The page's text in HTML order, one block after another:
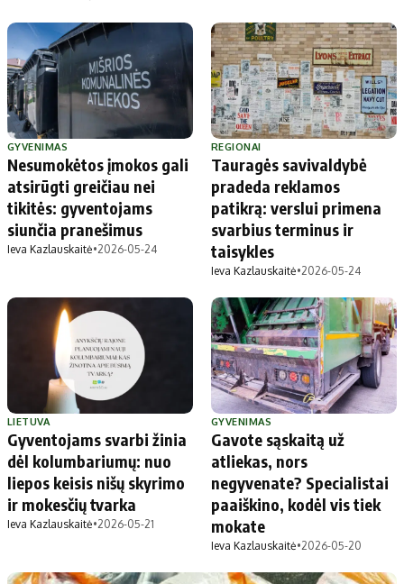
Didžiosios savivaldybės
Vilniaus miesto
Kauno miesto
Klaipėdos miesto
Panevėžio miesto
Šiaulių miesto
Alytaus miesto
Marijampolės
Kitos savivaldybės
Druskininkų
Utenos rajono
Jonavos rajono
Vilkaviškio rajono
Tauragės rajono
Palangos miesto
Prienų rajono
Apie mus
Autoriai
Kontaktai
Privatumo politika
Redakcijos politika
Receptai
GYVENIMAS
Nesumokėtos įmokos gali
atsirūgti greičiau nei
tikitės: gyventojams
siunčia pranešimus
Ieva Kazlauskaitė•2026-05-24
REGIONAI
Tauragės savivaldybė
pradeda reklamos
patikrą: verslui primena
svarbius terminus ir
taisykles
Ieva Kazlauskaitė•2026-05-24
LIETUVA
Gyventojams svarbi žinia
dėl kolumbariumų: nuo
liepos keisis nišų skyrimo
ir mokesčių tvarka
Ieva Kazlauskaitė•2026-05-21
GYVENIMAS
Gavote sąskaitą už
atliekas, nors
negyvenate? Specialistai
paaiškino, kodėl vis tiek
mokate
Ieva Kazlauskaitė•2026-05-20